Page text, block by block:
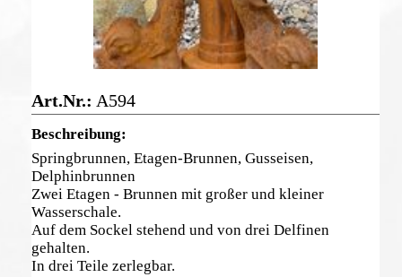
A594
Springbrunnen, Etagen-Brunnen, Gusseisen,
Delphinbrunnen
Zwei Etagen - Brunnen mit großer und kleiner
Wasserschale.
Auf dem Sockel stehend und von drei Delfinen
gehalten.
In drei Teile zerlegbar.